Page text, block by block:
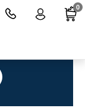
0